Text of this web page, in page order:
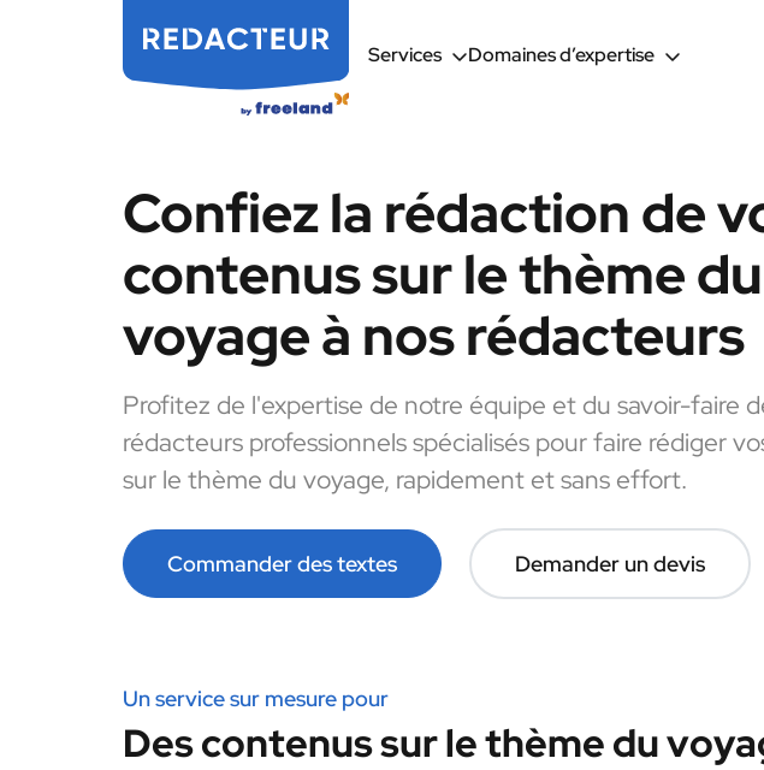
Services Domaines d’expertise
Confiez la rédaction de
contenus sur le thème du
voyage à nos rédacteurs
Profitez de l'expertise de notre équipe et du savoir-faire
rédacteurs professionnels spécialisés pour faire rédiger
sur le thème du voyage, rapidement et sans effort.
Commander des textes Demander un devis
Un service sur mesure pour
Des contenus sur le thème du